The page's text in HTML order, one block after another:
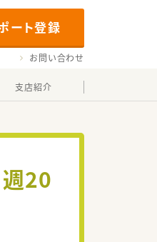
ート登録
お問い合わせ
支店紹介
20